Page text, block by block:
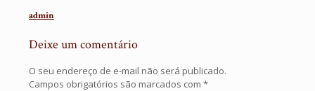
admin
Deixe um comentário
O seu endereço de e-mail não será publicado.
Campos obrigatórios são marcados com *